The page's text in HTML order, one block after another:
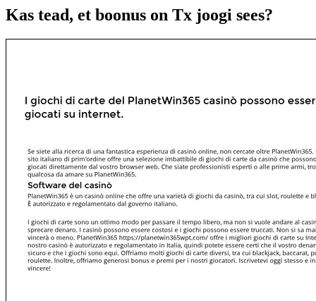
Kas tead, et boonus on Tx joogi sees?